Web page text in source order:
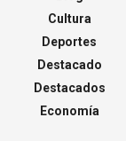
Cultura
Deportes
Destacado
Destacados
Economía